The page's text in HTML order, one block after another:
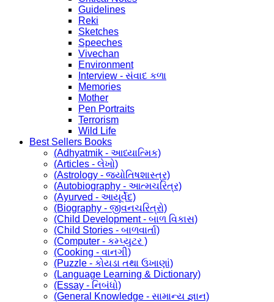
Guidelines
Reki
Sketches
Speeches
Vivechan
Environment
Interview - સંવાદ કળા
Memories
Mother
Pen Portraits
Terrorism
Wild Life
Best Sellers Books
(Adhyatmik - આધ્યાત્મિક)
(Articles - લેખો)
(Astrology - જ્યોતિષશાસ્ત્ર)
(Autobiography - આત્મચરિત્ર)
(Ayurved - આયૂર્વેદ)
(Biography - જીવનચરિત્રો)
(Child Development - બાળ વિકાસ)
(Child Stories - બાળવાર્તા)
(Computer - કમ્પ્યુટર )
(Cooking - વાનગી)
(Puzzle - કોયડા તથા ઉખાણાં)
(Language Learning & Dictionary)
(Essay - નિબંધો)
(General Knowledge - સામાન્ય જ્ઞાન)